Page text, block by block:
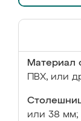
Материал
ПВХ, или
или 38 мм;